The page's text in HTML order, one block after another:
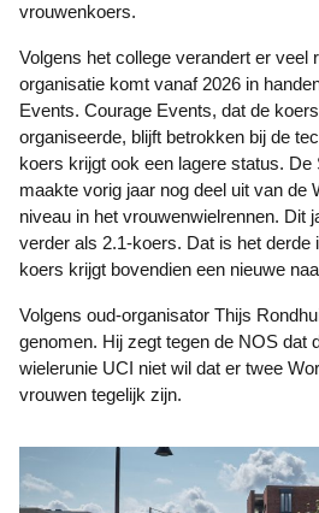
vrouwenkoers.
Volgens het college verandert er veel rond de wedstrijd. De
organisatie komt vanaf 2026 in
Events. Courage Events, dat de
organiseerde, blijft betrokken bij de
koers krijgt ook een lagere status. De
maakte vorig jaar nog deel uit van de
niveau in het vrouwenwielrennen. Dit
verder als 2.1-koers. Dat is het derde
koers krijgt bovendien een nieuwe
Volgens oud-organisator Thijs Rondhuis is die stap vrijwillig
genomen. Hij zegt tegen de NOS dat
wielerunie UCI niet wil dat er twee
vrouwen tegelijk zijn.